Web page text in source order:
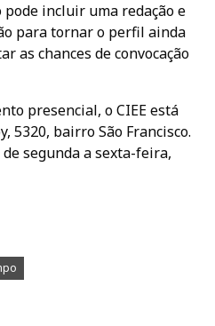
pode incluir uma redação e
para tornar o perfil ainda
as chances de convocação
presencial, o CIEE está
5320, bairro São Francisco.
segunda a sexta-feira,